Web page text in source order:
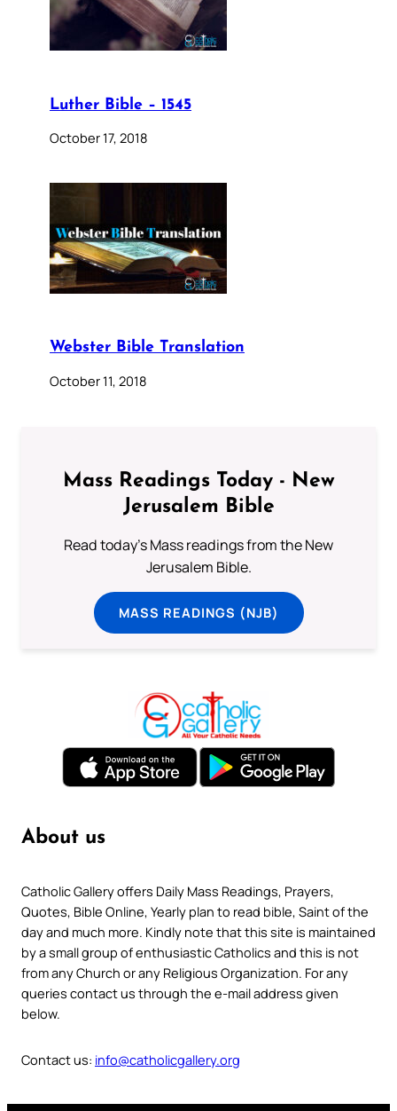
Luther Bible – 1545
October 17, 2018
Webster Bible Translation
October 11, 2018
Mass Readings Today - New
Jerusalem Bible
Read today's Mass readings from the New
Jerusalem Bible.
MASS READINGS (NJB)
About us
Catholic Gallery offers Daily Mass Readings, Prayers,
Quotes, Bible Online, Yearly plan to read bible, Saint of the
day and much more. Kindly note that this site is maintained
by a small group of enthusiastic Catholics and this is not
from any Church or any Religious Organization. For any
queries contact us through the e-mail address given
below.
Contact us: info@catholicgallery.org